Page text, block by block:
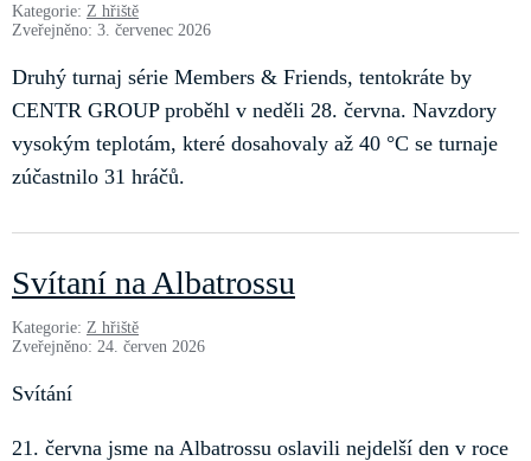
Kategorie: Z hřiště
Zveřejněno: 3. červenec 2026
Druhý turnaj série Members & Friends, tentokráte by
CENTR GROUP proběhl v neděli 28. června. Navzdory
vysokým teplotám, které dosahovaly až 40 °C se turnaje
zúčastnilo 31 hráčů.
Svítaní na Albatrossu
Kategorie: Z hřiště
Zveřejněno: 24. červen 2026
Svítání
21. června jsme na Albatrossu oslavili nejdelší den v roce